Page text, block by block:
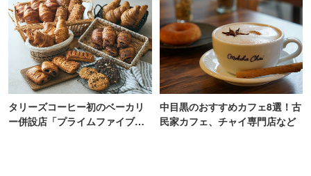
【2026】
スタム
タリーズコーヒー初のベーカリ
ー併設店「プライムファイブ」
中目黒のおすすめカフェ8選！古
民家カフェ、チャイ専門店など